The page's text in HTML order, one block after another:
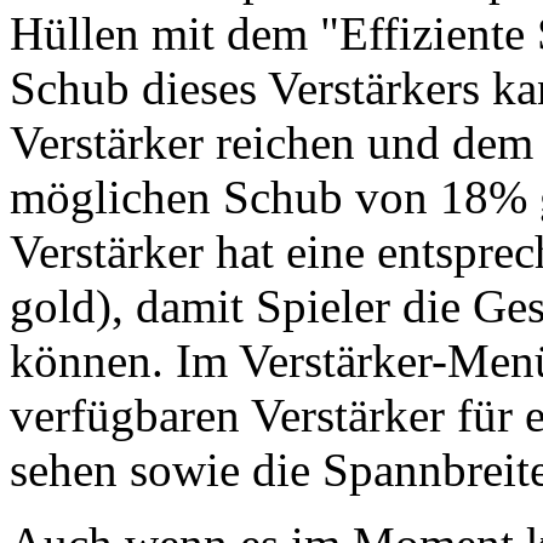
Hüllen mit dem "Effiziente
Schub dieses Verstärkers
Verstärker reichen und
möglichen Schub von 18%
Verstärker hat eine
gold), damit Spieler die
können. Im Verstärker-
verfügbaren Verstärker für
sehen sowie die